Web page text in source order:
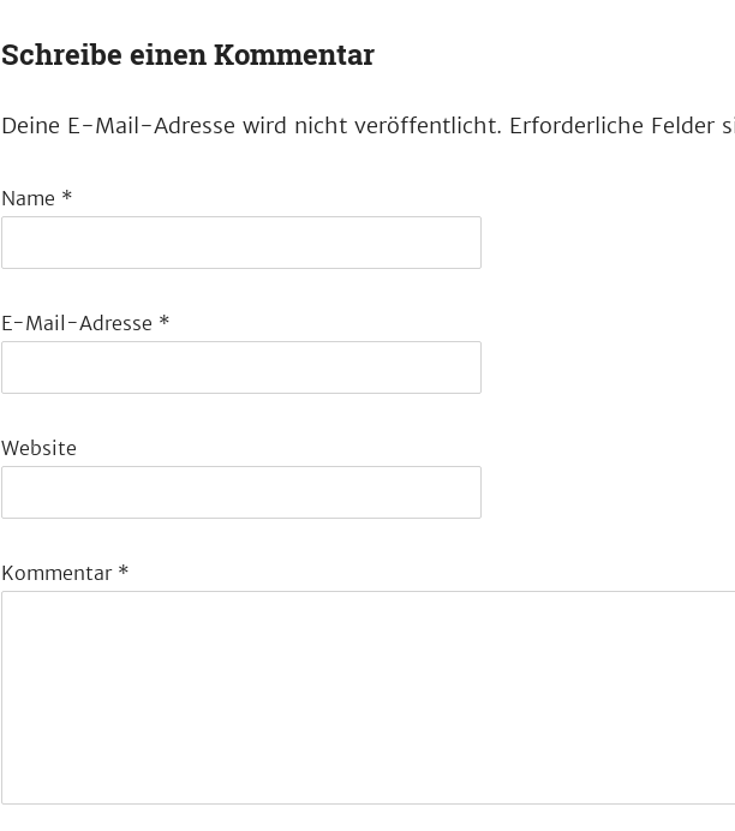
Schreibe einen Kommentar
Deine E-Mail-Adresse wird nicht veröffentlicht. Erforderliche Felder
Name *
E-Mail-Adresse *
Website
Kommentar *